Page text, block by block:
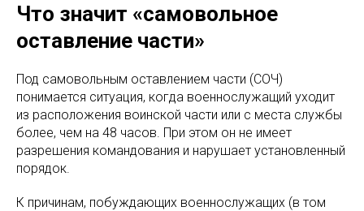
Что значит «самовольное
оставление части»
Под самовольным оставлением части (СОЧ)
понимается ситуация, когда военнослужащий уходит
из расположения воинской части или с места службы
более, чем на 48 часов. При этом он не имеет
разрешения командования и нарушает установленный
порядок.
К причинам, побуждающих военнослужащих (в том